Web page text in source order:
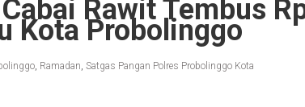
Rawit Tembus
Kota Probolinggo
, Ramadan, Satgas Pangan Polres Probolinggo Kota